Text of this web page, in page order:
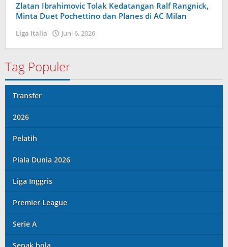
Zlatan Ibrahimovic Tolak Kedatangan Ralf Rangnick,
Minta Duet Pochettino dan Planes di AC Milan
Liga Italia Juni 6, 2026
Tag Populer
Transfer
2026
Pelatih
Piala Dunia 2026
Liga Inggris
Premier League
Serie A